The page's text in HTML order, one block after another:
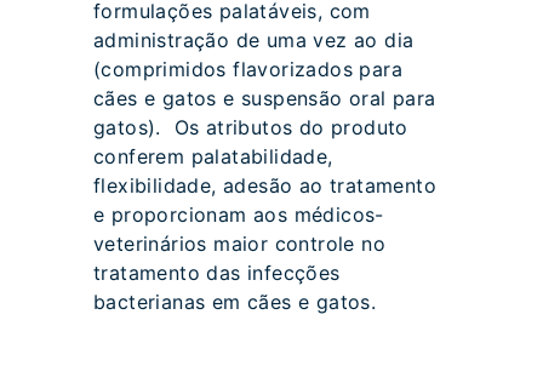
formulações palatáveis, com
administração de uma vez ao dia
(comprimidos flavorizados para
cães e gatos e suspensão oral para
gatos). Os atributos do produto
conferem palatabilidade,
flexibilidade, adesão ao tratamento
e proporcionam aos médicos-
veterinários maior controle no
tratamento das infecções
bacterianas em cães e gatos.